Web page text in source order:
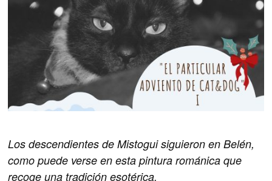
Los descendientes de Mistogui siguieron en Belén,
como puede verse en esta pintura románica que
recoge una tradición esotérica.